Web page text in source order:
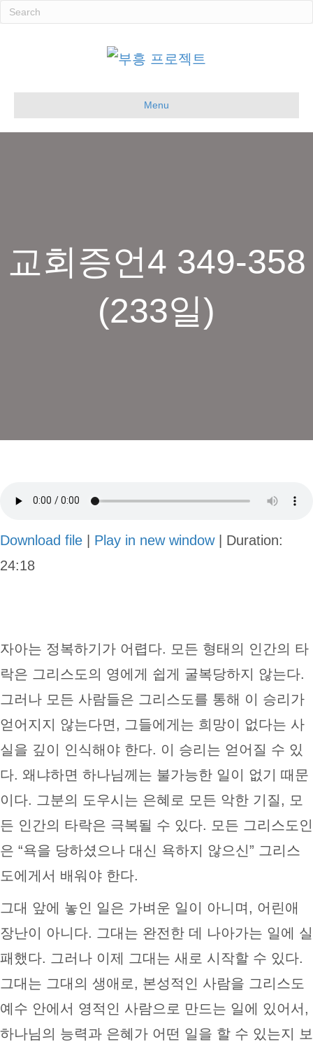
Menu
교회증언4 349-358
(233일)
Download file Play in new window| Duration:
24:18
자아는 정복하기가 어렵다. 모든 형태의 인간의 타
락은 그리스도의 영에게 쉽게 굴복당하지 않는다.
그러나 모든 사람들은 그리스도를 통해 이 승리가
얻어지지 않는다면, 그들에게는 희망이 없다는 사
실을 깊이 인식해야 한다. 이 승리는 얻어질 수 있
다. 왜냐하면 하나님께는 불가능한 일이 없기 때문
이다. 그분의 도우시는 은혜로 모든 악한 기질, 모
든 인간의 타락은 극복될 수 있다. 모든 그리스도인
은 “욕을 당하셨으나 대신 욕하지 않으신” 그리스
도에게서 배워야 한다.
그대 앞에 놓인 일은 가벼운 일이 아니며, 어린애
장난이 아니다. 그대는 완전한 데 나아가는 일에 실
패했다. 그러나 이제 그대는 새로 시작할 수 있다.
그대는 그대의 생애로, 본성적인 사람을 그리스도
예수 안에서 영적인 사람으로 만드는 일에 있어서,
하나님의 능력과 은혜가 어떤 일을 할 수 있는지 보